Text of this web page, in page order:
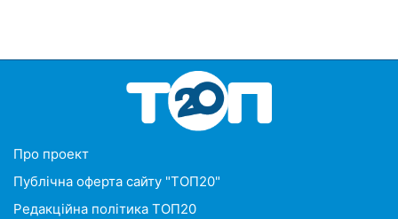
Про проект
Публічна оферта сайту "ТОП20"
Редакційна політика ТОП20